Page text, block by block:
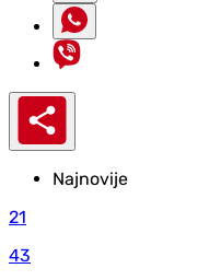
Najnovije
21
43